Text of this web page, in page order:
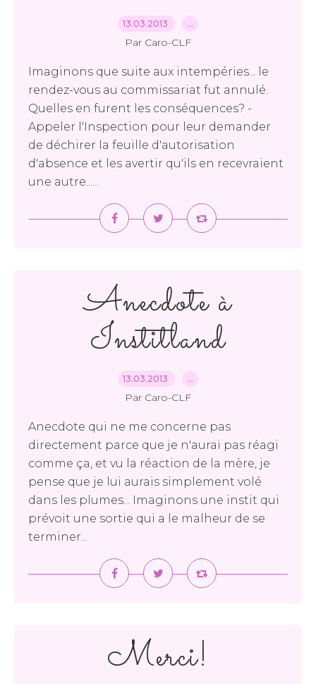
13.03.2013 …
Par Caro-CLF
Imaginons que suite aux intempéries... le
rendez-vous au commissariat fut annulé.
Quelles en furent les conséquences? -
Appeler l'Inspection pour leur demander
de déchirer la feuille d'autorisation
d'absence et les avertir qu'ils en recevraient
une autre......
Anecdote à
Institland
13.03.2013 …
Par Caro-CLF
Anecdote qui ne me concerne pas
directement parce que je n'aurai pas réagi
comme ça, et vu la réaction de la mère, je
pense que je lui aurais simplement volé
dans les plumes... Imaginons une instit qui
prévoit une sortie qui a le malheur de se
terminer...
Merci!